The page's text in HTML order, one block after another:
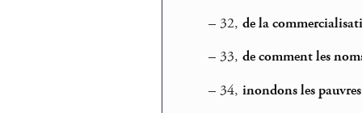
– 32, de la
– 33, de comment les
– 34, inondons les